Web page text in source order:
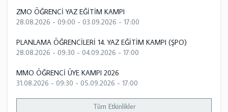
ZMO ÖĞRENCİ YAZ EĞİTİM KAMPI
28.08.2026 - 09:00 - 03.09.2026 - 17:00
PLANLAMA ÖĞRENCİLERİ 14. YAZ EĞİTİM KAMPI (ŞPO)
28.08.2026 - 09:30 - 04.09.2026 - 17:00
MMO ÖĞRENCİ ÜYE KAMPI 2026
31.08.2026 - 09:30 - 05.09.2026 - 17:00
Tüm Etkinlikler